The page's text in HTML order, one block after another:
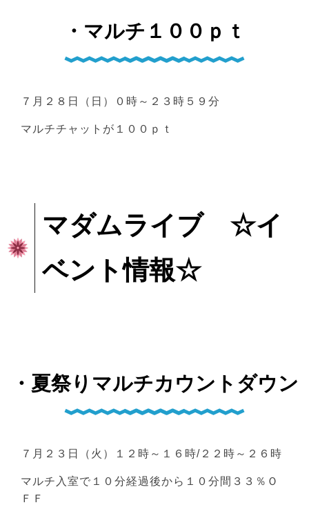
・マルチ１００ｐｔ
７月２８日（日）０時～２３時５９分
マルチチャットが１００ｐｔ
マダムライブ ☆イ
ベント情報☆
・夏祭りマルチカウントダウン
７月２３日（火）１２時～１６時/２２時～２６時
マルチ入室で１０分経過後から１０分間３３％Ｏ
ＦＦ